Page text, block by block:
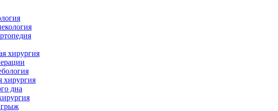
хирургия
хирургия
дна
грыж